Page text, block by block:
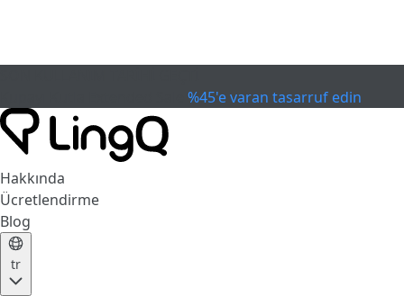
%45'e varan tasarruf edin
Hakkında
Ücretlendirme
Blog
tr